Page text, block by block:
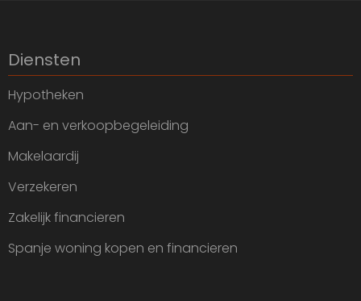
Diensten
Hypotheken
Aan- en verkoopbegeleiding
Makelaardij
Verzekeren
Zakelijk financieren
Spanje woning kopen en financieren